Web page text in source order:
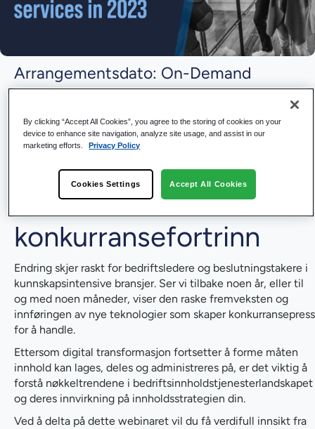
Arrangementsdato: On-Demand
Tilpass
innholdstjenestestrateg
ien din for å beholde et
konkurransefortrinn
Endring skjer raskt for bedriftsledere og beslutningstakere i
kunnskapsintensive bransjer. Ser vi tilbake noen år, eller til
og med noen måneder, viser den raske fremveksten og
innføringen av nye teknologier som skaper konkurransepress
for å handle.
Ettersom digital transformasjon fortsetter å forme måten
innhold kan lages, deles og administreres på, er det viktig å
forstå nøkkeltrendene i bedriftsinnholdstjenesterlandskapet
og deres innvirkning på innholdsstrategien din.
Ved å delta på dette webinaret vil du få verdifull innsikt fra
By clicking “Accept All Cookies”, you agree to the storing of cookies on your
device to enhance site navigation, analyze site usage, and assist in our
marketing efforts.
Privacy Policy
Cookies Settings Accept All Cookies